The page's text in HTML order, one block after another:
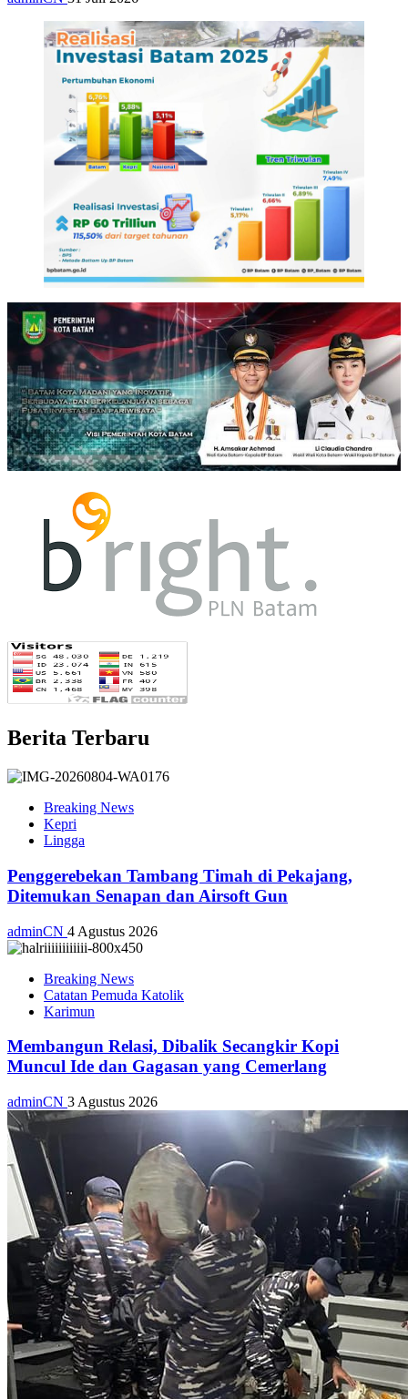
Berita Terbaru
Breaking News
Kepri
Lingga
Penggerebekan Tambang Timah di Pekajang,
Ditemukan Senapan dan Airsoft Gun
adminCN 4 Agustus 2026
Breaking News
Catatan Pemuda Katolik
Karimun
Membangun Relasi, Dibalik Secangkir Kopi
Muncul Ide dan Gagasan yang Cemerlang
adminCN 3 Agustus 2026